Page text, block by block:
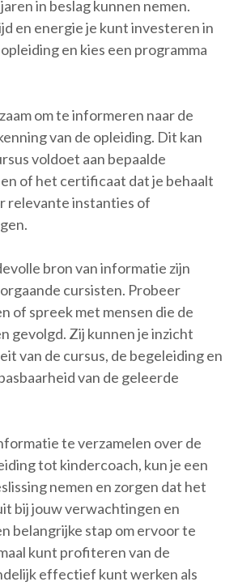
in beslag kunnen nemen.
en energie je kunt investeren in
en kies een programma
om te informeren naar de
van de opleiding. Dit kan
voldoet aan bepaalde
of het certificaat dat je behaalt
relevante instanties of
bron van informatie zijn
cursisten. Probeer
of spreek met mensen die de
gevolgd. Zij kunnen je inzicht
van de cursus, de begeleiding en
van de geleerde
te verzamelen over de
tot kindercoach, kun je een
nemen en zorgen dat het
bij jouw verwachtingen en
belangrijke stap om ervoor te
kunt profiteren van de
effectief kunt werken als